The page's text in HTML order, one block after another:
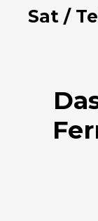
Sat /